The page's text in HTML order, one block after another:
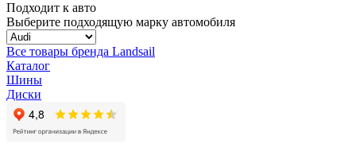
Подходит к авто
Выберите подходящую марку автомобиля
Все товары бренда Landsail
Каталог
Шины
Диски